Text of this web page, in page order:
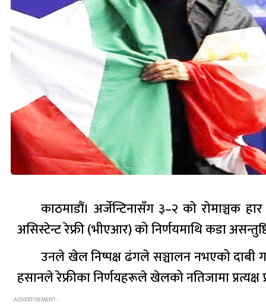
काठमाडौं। अर्जेन्टिनासँग ३–२ को रोमाञ्चक
असिस्टेन्ट रेफ्री (भीएआर) को निर्णयमाथि कडा
उनले खेल निष्पक्ष ढंगले सञ्चालन नभएको दाबी
हसानले रेफ्रीका निर्णयहरूले खेलको नतिजामा प्रत्यक्ष
- ADVERTISEMENT -